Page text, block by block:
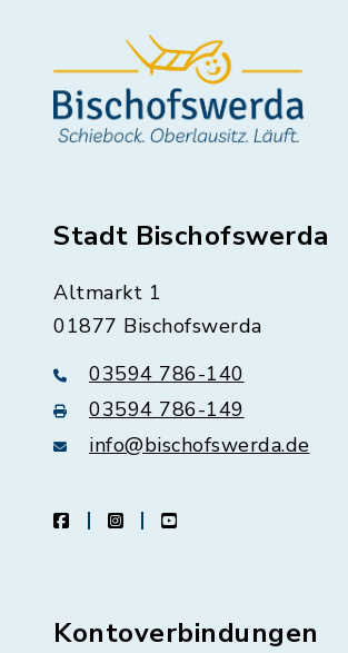
Stadt Bischofswerda
Altmarkt 1
01877 Bischofswerda
03594 786-140
03594 786-149
info@bischofswerda.de
facebookinstagramyoutube
Kontoverbindungen